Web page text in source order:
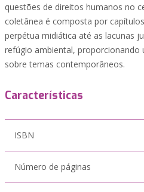
questões de direitos humanos no
coletânea é composta por
perpétua midiática até as lacunas
refúgio ambiental, proporcionando
sobre temas contemporâneos.
Características
ISBN
Número de páginas